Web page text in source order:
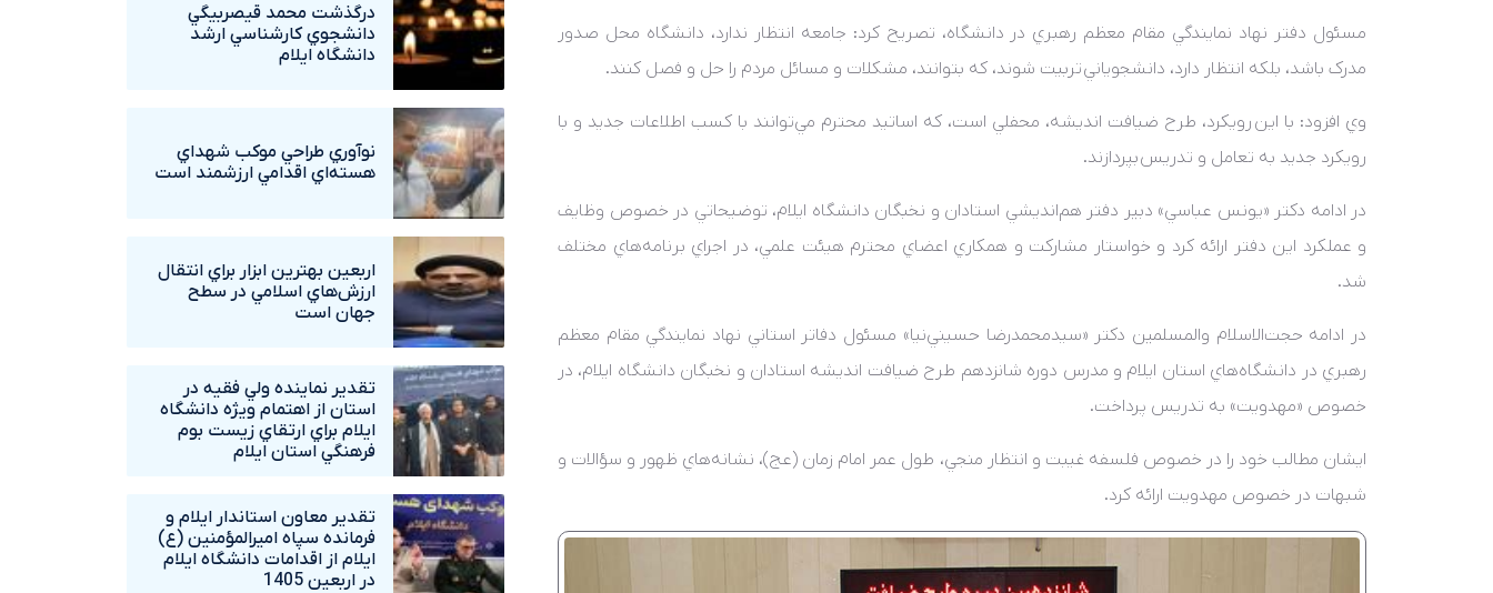
مسئول دفتر نهاد نمايندگي مقام معظم رهبري در دانشگاه، تصريح کرد: جامعه انتظار ندارد، دانشگاه محل صدور
مدرک باشد، بلکه انتظار دارد، دانشجوياني تربيت شوند، که بتوانند، مشکلات و مسائل مردم را حل و فصل کنند.
وي افزود: با اين رويکرد، طرح ضيافت انديشه، محفلي است، که اساتيد محترم مي‌توانند با کسب اطلاعات جديد و با
رويکرد جديد به تعامل و تدريس بپردازند.
در ادامه دکتر «يونس عباسي» دبير دفتر هم‌انديشي استادان و نخبگان دانشگاه ايلام، توضيحاتي در خصوص وظايف
و عملکرد اين دفتر ارائه کرد و خواستار مشارکت و همکاري اعضاي محترم هيئت علمي، در اجراي برنامه‌هاي مختلف
شد.
در ادامه حجت‌الاسلام والمسلمين دکتر «سيدمحمدرضا حسيني‌نيا» مسئول دفاتر استاني نهاد نمايندگي مقام معظم
رهبري در دانشگاه‌هاي استان ايلام و مدرس دوره شانزدهم طرح ضيافت انديشه استادان و نخبگان دانشگاه ايلام، در
خصوص «مهدويت» به تدريس پرداخت.
ايشان مطالب خود را در خصوص فلسفه غيبت و انتظار منجي، طول عمر امام زمان (عج)، نشانه‌هاي ظهور و سؤالات و
شبهات در خصوص مهدويت ارائه کرد.
درگذشت محمد قيصربيگي
دانشجوي کارشناسي ارشد
دانشگاه ايلام
نوآوري طراحي موکب شهداي
هسته‌اي اقدامي ارزشمند است
اربعين بهترين ابزار براي انتقال
ارزش‌هاي اسلامي در سطح
جهان است
تقدير نماينده ولي فقيه در
استان از اهتمام ويژه دانشگاه‌
ايلام براي ارتقاي زيست بوم
فرهنگي استان ايلام
تقدير معاون استاندار ايلام و
فرمانده سپاه اميرالمؤمنين (ع)
ايلام از اقدامات دانشگاه ايلام
در اربعين 1405